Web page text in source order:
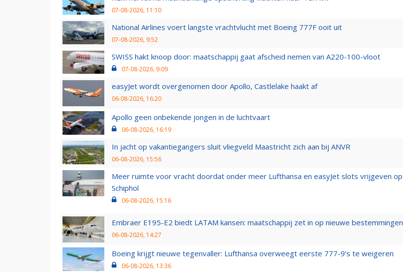
07-08-2026, 11:10
National Airlines voert langste vrachtvlucht met Boeing 777F ooit uit
07-08-2026, 9:52
SWISS hakt knoop door: maatschappij gaat afscheid nemen van A220-100-vloot
07-08-2026, 9:09
easyJet wordt overgenomen door Apollo, Castlelake haakt af
06-08-2026, 16:20
Apollo geen onbekende jongen in de luchtvaart
06-08-2026, 16:19
In jacht op vakantiegangers sluit vliegveld Maastricht zich aan bij ANVR
06-08-2026, 15:56
Meer ruimte voor vracht doordat onder meer Lufthansa en easyJet slots vrijgeven op
Schiphol
06-08-2026, 15:16
Embraer E195-E2 biedt LATAM kansen: maatschappij zet in op nieuwe bestemmingen
06-08-2026, 14:27
Boeing krijgt nieuwe tegenvaller: Lufthansa overweegt eerste 777-9’s te weigeren
06-08-2026, 13:36